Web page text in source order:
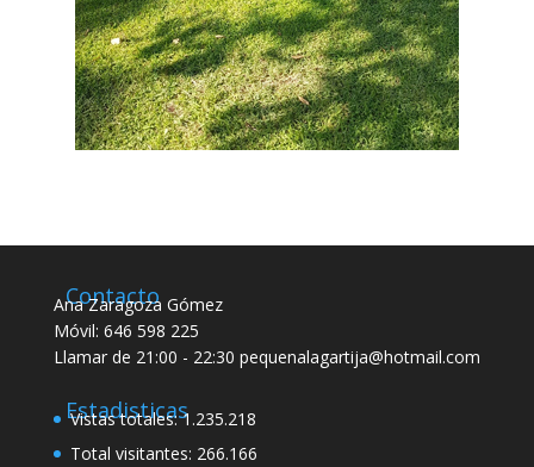
Contacto
Ana Zaragoza Gómez
Móvil: 646 598 225
Llamar de 21:00 - 22:30 pequenalagartija@hotmail.com
Estadisticas
Vistas totales:1.235.218
Total visitantes: 266.166